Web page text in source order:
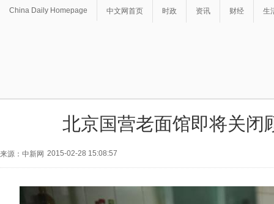
China Daily Homepage 中文网首页 时政 资讯 财经 生
北京国营老面馆即将关闭
来源：中新网 2015-02-28 15:08:57